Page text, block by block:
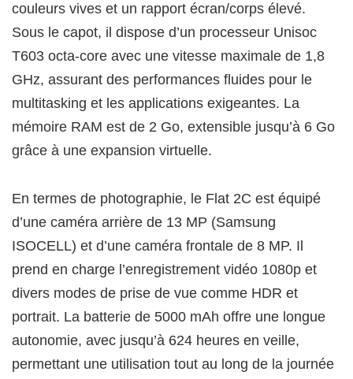
couleurs vives et un rapport écran/corps élevé.
Sous le capot, il dispose d’un processeur Unisoc
T603 octa-core avec une vitesse maximale de 1,8
GHz, assurant des performances fluides pour le
multitasking et les applications exigeantes. La
mémoire RAM est de 2 Go, extensible jusqu’à 6 Go
grâce à une expansion virtuelle.
En termes de photographie, le Flat 2C est équipé
d’une caméra arrière de 13 MP (Samsung
ISOCELL) et d’une caméra frontale de 8 MP. Il
prend en charge l’enregistrement vidéo 1080p et
divers modes de prise de vue comme HDR et
portrait. La batterie de 5000 mAh offre une longue
autonomie, avec jusqu’à 624 heures en veille,
permettant une utilisation tout au long de la journée